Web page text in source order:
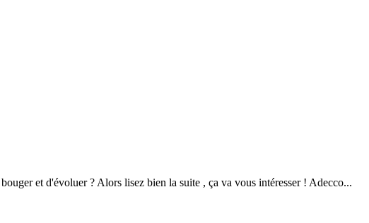
et d'évoluer ? Alors lisez bien la suite , ça va vous intéresser ! Adecco...